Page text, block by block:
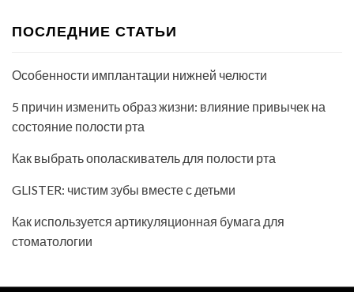
ПОСЛЕДНИЕ СТАТЬИ
Особенности имплантации нижней челюсти
5 причин изменить образ жизни: влияние привычек на
состояние полости рта
Как выбрать ополаскиватель для полости рта
GLISTER: чистим зубы вместе с детьми
Как используется артикуляционная бумага для
стоматологии